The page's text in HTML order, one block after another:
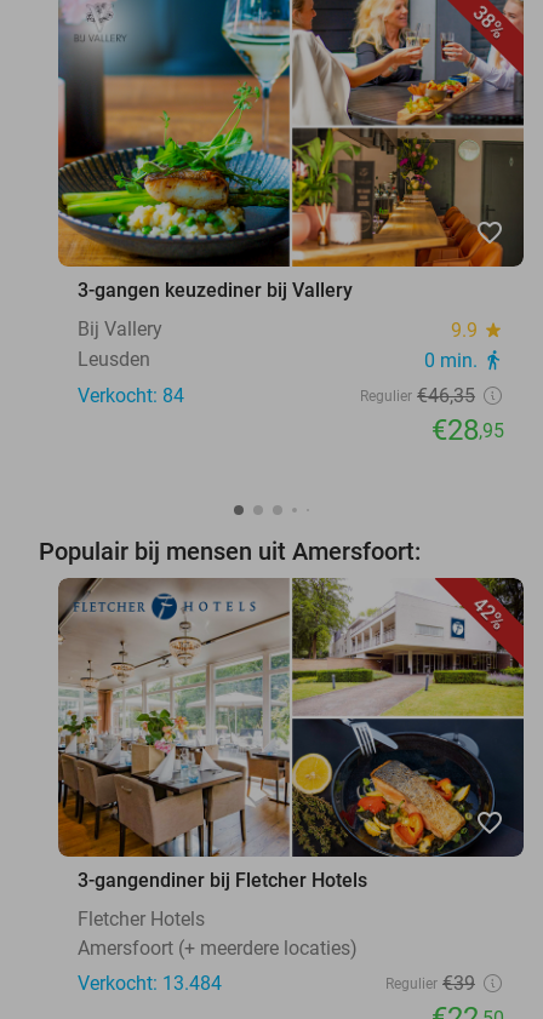
38%
favorite_border
3-gangen keuzediner bij Vallery
Bij Vallery
9.9 star
Leusden 0 min. directions_walk
Verkocht: 84 Regulier €46,35
€28,95
Populair bij mensen uit Amersfoort:
42%
favorite_border
3-gangendiner bij Fletcher Hotels
Fletcher Hotels
Amersfoort (+ meerdere locaties)
Verkocht: 13.484
Regulier €39